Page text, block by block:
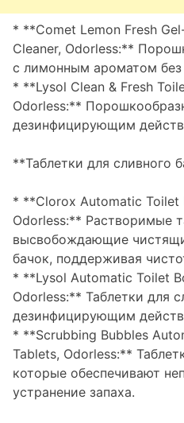
* **Comet Lemon Fresh
Cleaner, Odorless:**
с лимонным ароматом без
* **Lysol Clean & Fresh
Odorless:**
дезинфицирующим
**Таблетки для сливного
* **Clorox Automatic Toilet
Odorless:** Растворимые
высвобождающие
бачок, поддерживая
* **Lysol Automatic Toilet
Odorless:** Таблетки для
дезинфицирующим
* **Scrubbing Bubbles
Tablets, Odorless:**
которые обеспечивают
устранение запаха.